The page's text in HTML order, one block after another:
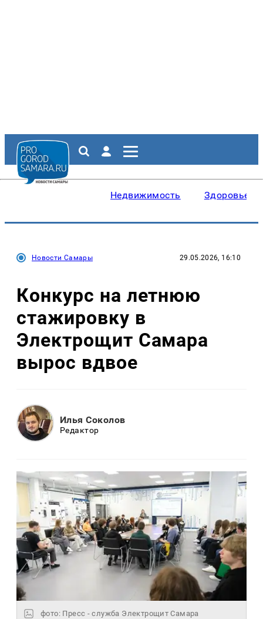
Недвижимость Здоровье
Новости Самары 29.05.2026, 16:10
Конкурс на летнюю
стажировку в
Электрощит Самара
вырос вдвое
Илья Соколов
Редактор
фото: Пресс - служба Электрощит Самара